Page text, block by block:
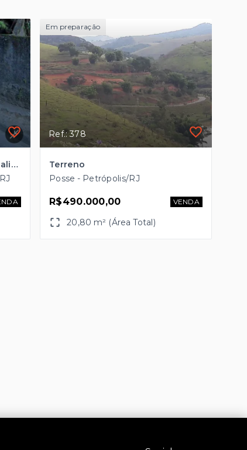
Terreno Lote em Quarteirão Italiano, Petrópolis/RJ
Em preparação
Ref.: 378
Terreno
Posse - Petrópolis/RJ
R$490.000,00 VENDA
20,80 m² (Área Total)